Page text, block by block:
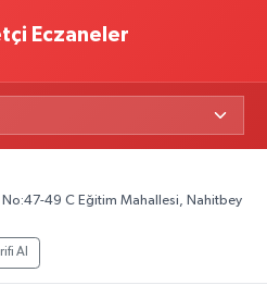
Eczaneler
49 C Eğitim Mahallesi, Nahitbey
Al